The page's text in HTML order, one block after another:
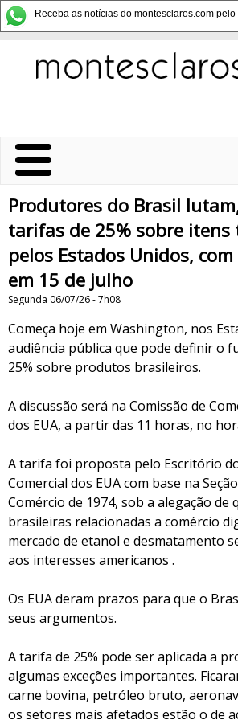
Receba as notícias do montesclaros.com pelo
Produtores do Brasil
tarifas de 25% sobre itens
pelos Estados Unidos,
em 15 de julho
Segunda 06/07/26 - 7h08
Começa hoje em Washington, nos
audiência pública que pode definir o
25% sobre produtos brasileiros.
A discussão será na Comissão de
dos EUA, a partir das 11 horas, no
A tarifa foi proposta pelo Escritório
Comercial dos EUA com base na
Comércio de 1974, sob a alegação de
brasileiras relacionadas a comércio
mercado de etanol e desmatamento
aos interesses americanos .
Os EUA deram prazos para que o
seus argumentos.
A tarifa de 25% pode ser aplicada a
algumas exceções importantes.
carne bovina, petróleo bruto,
os setores mais afetados estão o de